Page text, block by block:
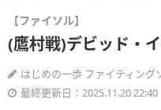
【ファイソル】
(鷹村戦)デビッド・
はじめの一歩 ファイティング
最終更新日：2025.11.20 22:40